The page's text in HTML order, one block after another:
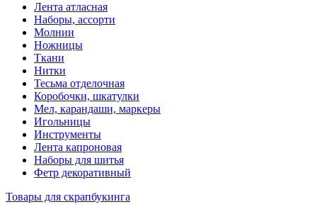
Лента атласная
Наборы, ассорти
Молнии
Ножницы
Ткани
Нитки
Тесьма отделочная
Коробочки, шкатулки
Мел, карандаши, маркеры
Игольницы
Инструменты
Лента капроновая
Наборы для шитья
Фетр декоративный
Товары для скрапбукинга